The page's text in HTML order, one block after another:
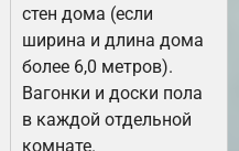
стен дома (если
ширина и длина дома
более 6,0 метров).
Вагонки и доски пола
в каждой отдельной
комнате.